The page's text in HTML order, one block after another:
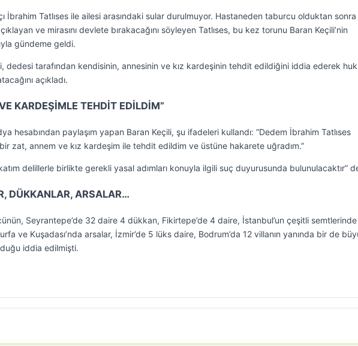
İbrahim Tatlıses ile ailesi arasındaki sular durulmuyor. Hastaneden taburcu olduktan sonra
ve mirasını devlete bırakacağını söyleyen Tatlıses, bu kez torunu Baran Keçili’nin
gündeme geldi.
dedesi tarafından kendisinin, annesinin ve kız kardeşinin tehdit edildiğini iddia ederek
açıkladı.
KARDEŞİMLE TEHDİT EDİLDİM”
hesabından paylaşım yapan Baran Keçili, şu ifadeleri kullandı: “Dedem İbrahim Tatlıses
zat, annem ve kız kardeşim ile tehdit edildim ve üstüne hakarete uğradım.”
delillerle birlikte gerekli yasal adımları konuyla ilgili suç duyurusunda bulunulacaktır”
DÜKKANLAR, ARSALAR…
Seyrantepe’de 32 daire 4 dükkan, Fikirtepe’de 4 daire, İstanbul’un çeşitli
ve Kuşadası’nda arsalar, İzmir’de 5 lüks daire, Bodrum’da 12 villanın yanında bir de
iddia edilmişti.